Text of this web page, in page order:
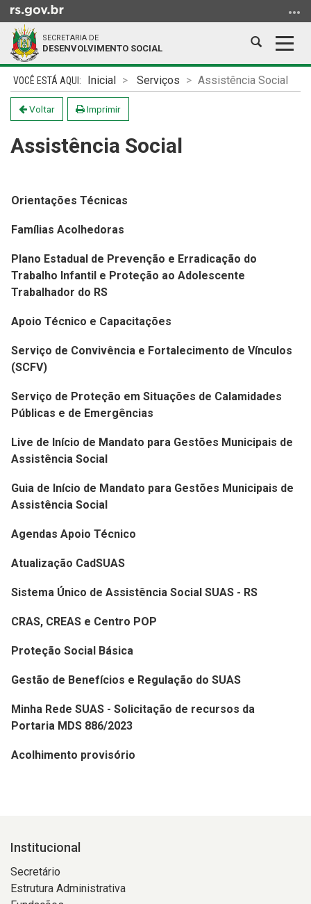
para
conteúdo
para
menu
para
SECRETARIA DE
DESENVOLVIMENTO SOCIAL
Abrir
busca
Início
do
conteúdo
Inicial Serviços Assistência Social
Voltar Imprimir
Assistência Social
Orientações Técnicas
Famílias Acolhedoras
Plano Estadual de Prevenção e Erradicação do
Trabalho Infantil e Proteção ao Adolescente
Trabalhador do RS
Apoio Técnico e Capacitações
Serviço de Convivência e Fortalecimento de Vínculos
(SCFV)
Serviço de Proteção em Situações de Calamidades
Públicas e de Emergências
Live de Início de Mandato para Gestões Municipais de
Assistência Social
Guia de Início de Mandato para Gestões Municipais de
Assistência Social
Agendas Apoio Técnico
Atualização CadSUAS
Sistema Único de Assistência Social SUAS - RS
CRAS, CREAS e Centro POP
Proteção Social Básica
Gestão de Benefícios e Regulação do SUAS
Minha Rede SUAS - Solicitação de recursos da
Portaria MDS 886/2023
Acolhimento provisório
Institucional
Secretário
Estrutura Administrativa